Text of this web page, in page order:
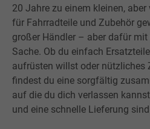
20 Jahre zu einem kleinen,
für Fahrradteile und Zubehör
großer Händler – aber dafür
Sache. Ob du einfach
aufrüsten willst oder nützliches
findest du eine sorgfältig
auf die du dich verlassen
und eine schnelle Lieferung